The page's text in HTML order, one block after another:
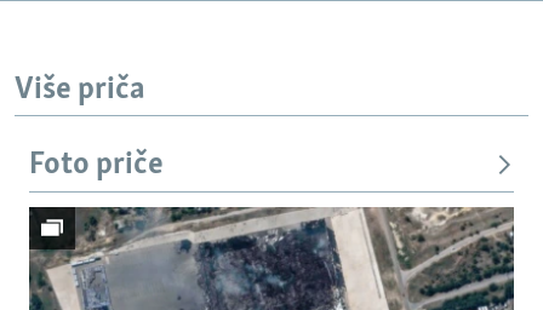
Više priča
Foto priče